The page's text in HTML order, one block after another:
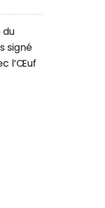
du
signé
l’Œuf